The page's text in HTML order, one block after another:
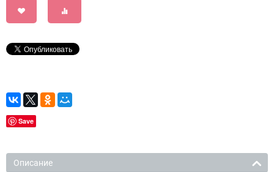
Save
Описание